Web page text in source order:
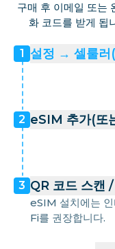
구매 후 이메일 또는
화 코드를 받게 됩
1 설정 → 셀룰러
2 eSIM 추가(또
3 QR 코드 스캔
eSIM 설치에는
Fi를 권장합니다.